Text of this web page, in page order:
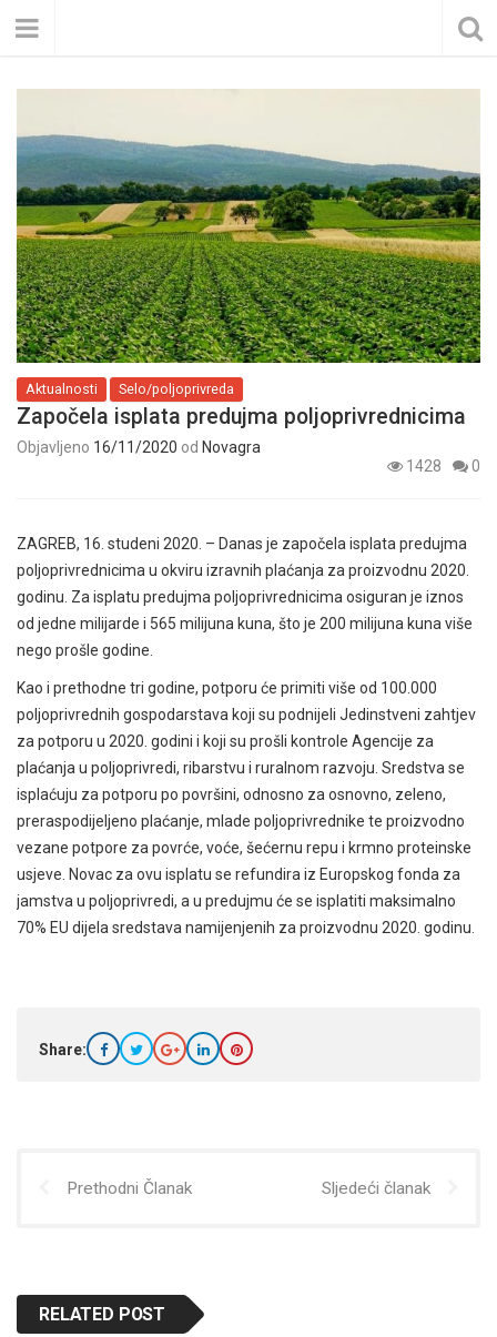
Aktualnosti Selo/poljoprivreda
Započela isplata predujma poljoprivrednicima
Objavljeno 16/11/2020 od Novagra
1428
0
ZAGREB, 16. studeni 2020. – Danas je započela isplata predujma
poljoprivrednicima u okviru izravnih plaćanja za proizvodnu 2020.
godinu. Za isplatu predujma poljoprivrednicima osiguran je iznos
od jedne milijarde i 565 milijuna kuna, što je 200 milijuna kuna više
nego prošle godine.
Kao i prethodne tri godine, potporu će primiti više od 100.000
poljoprivrednih gospodarstava koji su podnijeli Jedinstveni zahtjev
za potporu u 2020. godini i koji su prošli kontrole Agencije za
plaćanja u poljoprivredi, ribarstvu i ruralnom razvoju. Sredstva se
isplaćuju za potporu po površini, odnosno za osnovno, zeleno,
preraspodijeljeno plaćanje, mlade poljoprivrednike te proizvodno
vezane potpore za povrće, voće, šećernu repu i krmno proteinske
usjeve. Novac za ovu isplatu se refundira iz Europskog fonda za
jamstva u poljoprivredi, a u predujmu će se isplatiti maksimalno
70% EU dijela sredstava namijenjenih za proizvodnu 2020. godinu.
Share:
Prethodni Članak Sljedeći članak
RELATED POST